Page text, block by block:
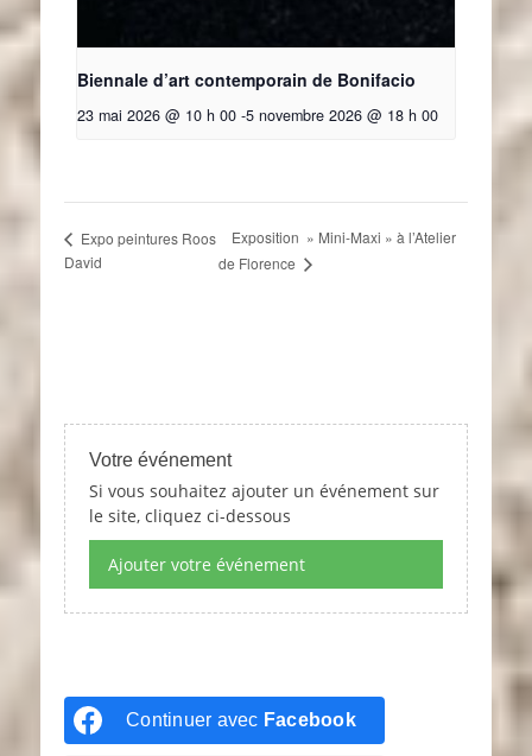
Biennale d’art contemporain de Bonifacio
23 mai 2026 @ 10 h 00 -5 novembre 2026 @ 18 h 00
Expo peintures Roos
David
Exposition » Mini-Maxi » à l’Atelier
de Florence
Votre événement
Si vous souhaitez ajouter un événement sur
le site, cliquez ci-dessous
Ajouter votre événement
Continuer avec Facebook